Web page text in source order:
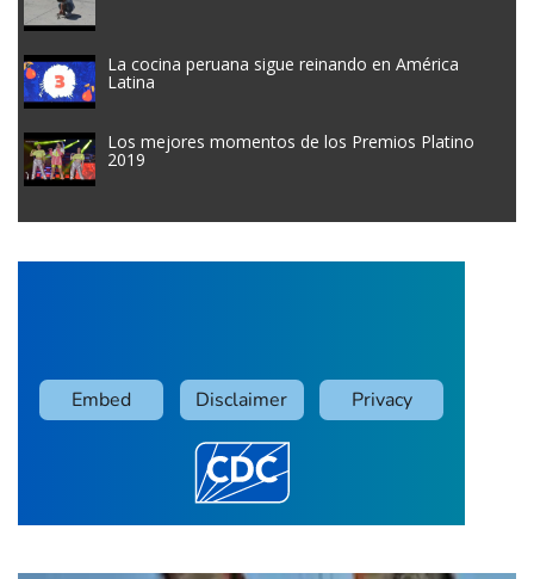
La cocina peruana sigue reinando en América
Latina
Los mejores momentos de los Premios Platino
2019